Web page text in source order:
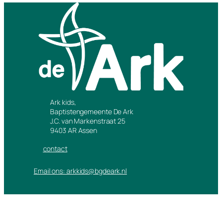
Ark kids,
Baptistengemeente De Ark
J.C. van Markenstraat 25
9403 AR Assen
contact
Email ons: arkkids@bgdeark.nl